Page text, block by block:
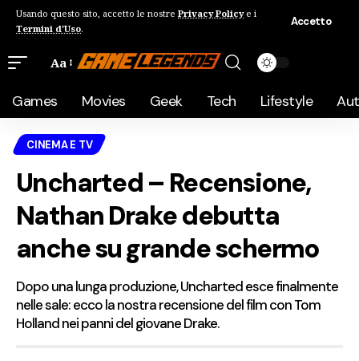
Usando questo sito, accetto le nostre Privacy Policye i
Termini d'Uso.
Accetto
Aa
Games Movies Geek Tech Lifestyle
CINEMA E TV
Uncharted – Recensione,
Nathan Drake debutta
anche su grande schermo
Dopo una lunga produzione, Uncharted esce finalmente
nelle sale: ecco la nostra recensione del film con Tom
Holland nei panni del giovane Drake.